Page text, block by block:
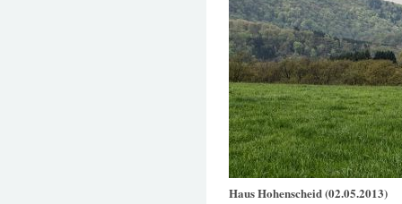
Haus Hohenscheid (02.05.2013)